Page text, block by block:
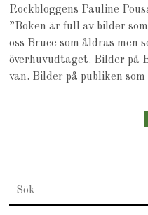
Rockbloggens Pauline
”Boken är full av bilder
oss Bruce som åldras men
överhuvudtaget. Bilder på
van. Bilder på publiken
SÖK